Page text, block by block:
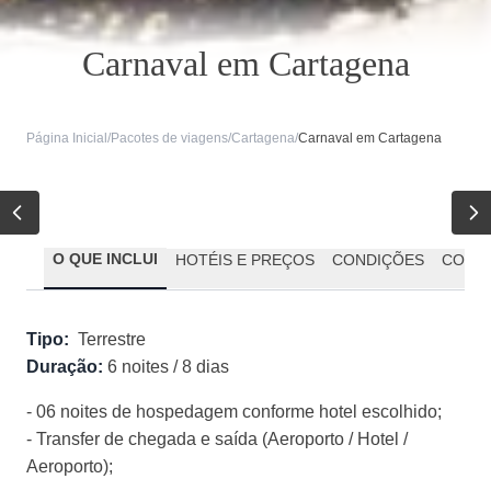
Carnaval em Cartagena
Página Inicial/Pacotes de viagens/Cartagena/Carnaval em Cartagena
O QUE INCLUI HOTÉIS E PREÇOS CONDIÇÕES
Tipo: Terrestre
Duração: 6 noites / 8 dias
- 06 noites de hospedagem conforme hotel escolhido;
- Transfer de chegada e saída (Aeroporto / Hotel /
Aeroporto);